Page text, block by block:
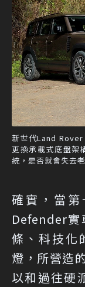
新世代Land
更換承載式底盤架
統，是否就會失去
確實，當
Defender實
條、科技化
燈，所營造
以和過往硬